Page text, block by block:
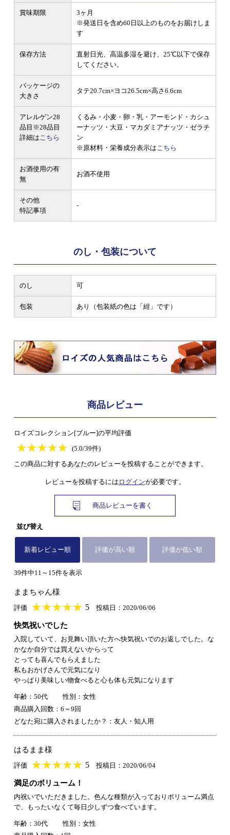
賞味期限
3ヶ月
※発送日を含め60日以上のものをお届けしま
す
保存方法
直射日光、高温多湿を避け、25℃以下で保存
してください。
パッケージの
大きさ
タテ20.7cm×ヨコ26.5cm×高さ6.6cm
アレルゲン28
品目 ※28品目
詳細は こちら
くるみ・小麦・卵・乳・アーモンド・カシュ
ーナッツ・大豆・マカダミアナッツ・ゼラチ
ン
※原材料・栄養成分表示は こちら
お酒使用の有
無
お酒不使用
その他
特記事項
-
のし・包装について
のし 可
包装 あり（包装紙の色は「紺」です）
商品レビュー
ロイズコレクション[ブルー]の平均評価
★★★★★
★★★★★ (5.0/39件)
この商品に対するあなたのレビューを投稿することができます。
レビューを投稿するには ログインが必要です。
商品レビューを書く
並び替え
新着レビュー順 評価が高い順 評価が低い順
39件中11～15件を表示
ままちゃん様
評価 ★★★★★
★★★★★ 5 投稿日：2020/06/06
快気祝いでした
入院していて、お見舞い頂いた方へ快気祝いでのお返しでした。な
かなか自分では買えないからって
とっても喜んでもらえました
私もおかげさんで元気になり
やっぱり美味しい物食べると心も体も元気になります
年齢：50代
性別：女性
商品購入回数：6～9回
どなた宛に購入されましたか？：友人・知人用
はるまま様
評価 ★★★★★
★★★★★ 5 投稿日：2020/06/04
満足のボリューム！
内祝いでいただきました。色んな種類が入っておりボリューム満点
で、もったいなくて毎日少しずつ食べています。
年齢：30代
性別：女性